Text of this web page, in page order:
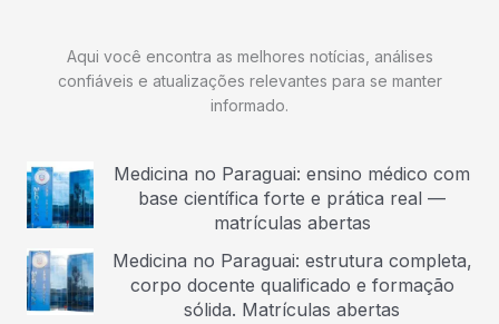
Aqui você encontra as melhores notícias, análises
confiáveis e atualizações relevantes para se manter
informado.
Medicina no Paraguai: ensino médico com
base científica forte e prática real —
matrículas abertas
Medicina no Paraguai: estrutura completa,
corpo docente qualificado e formação
sólida. Matrículas abertas